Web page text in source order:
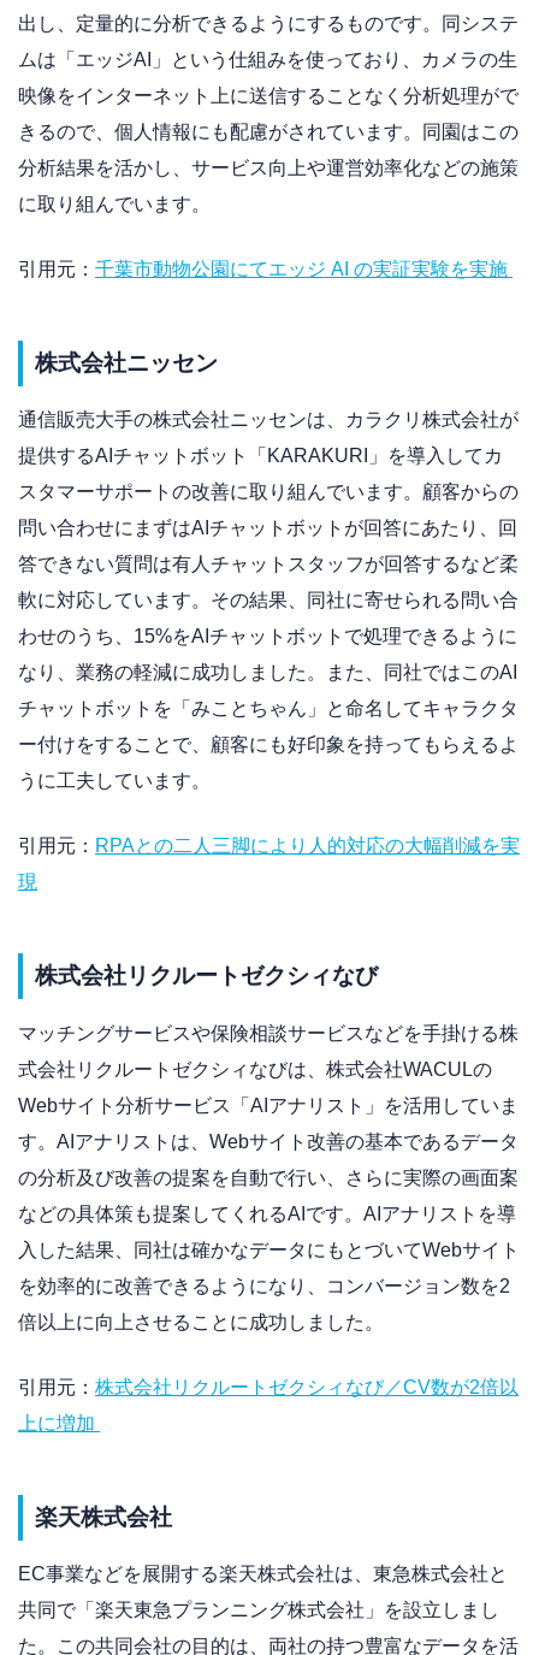
出し、定量的に分析できるようにするものです。同システ
ムは「エッジAI」という仕組みを使っており、カメラの生
映像をインターネット上に送信することなく分析処理がで
きるので、個人情報にも配慮がされています。同園はこの
分析結果を活かし、サービス向上や運営効率化などの施策
に取り組んでいます。
引用元： 千葉市動物公園にてエッジ AI の実証実験を実施
株式会社ニッセン
通信販売大手の株式会社ニッセンは、カラクリ株式会社が
提供するAIチャットボット「KARAKURI」を導入してカ
スタマーサポートの改善に取り組んでいます。顧客からの
問い合わせにまずはAIチャットボットが回答にあたり、回
答できない質問は有人チャットスタッフが回答するなど柔
軟に対応しています。その結果、同社に寄せられる問い合
わせのうち、15%をAIチャットボットで処理できるように
なり、業務の軽減に成功しました。また、同社ではこのAI
チャットボットを「みことちゃん」と命名してキャラクタ
ー付けをすることで、顧客にも好印象を持ってもらえるよ
うに工夫しています。
引用元： RPAとの二人三脚により人的対応の大幅削減を実
現
株式会社リクルートゼクシィなび
マッチングサービスや保険相談サービスなどを手掛ける株
式会社リクルートゼクシィなびは、株式会社WACULの
Webサイト分析サービス「AIアナリスト」を活用していま
す。AIアナリストは、Webサイト改善の基本であるデータ
の分析及び改善の提案を自動で行い、さらに実際の画面案
などの具体策も提案してくれるAIです。AIアナリストを導
入した結果、同社は確かなデータにもとづいてWebサイト
を効率的に改善できるようになり、コンバージョン数を2
倍以上に向上させることに成功しました。
引用元： 株式会社リクルートゼクシィなび／CV数が2倍以
上に増加
楽天株式会社
EC事業などを展開する楽天株式会社は、東急株式会社と
共同で「楽天東急プランニング株式会社」を設立しまし
た。この共同会社の目的は、両社の持つ豊富なデータを活